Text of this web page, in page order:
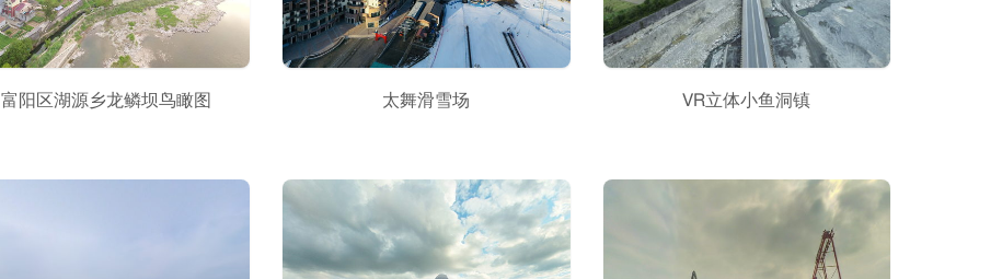
富阳区湖源乡龙鳞坝鸟瞰图 太舞滑雪场 VR立体小鱼洞镇